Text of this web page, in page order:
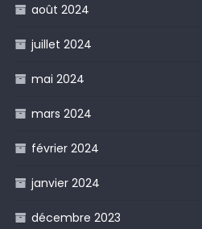
août 2024
juillet 2024
mai 2024
mars 2024
février 2024
janvier 2024
décembre 2023